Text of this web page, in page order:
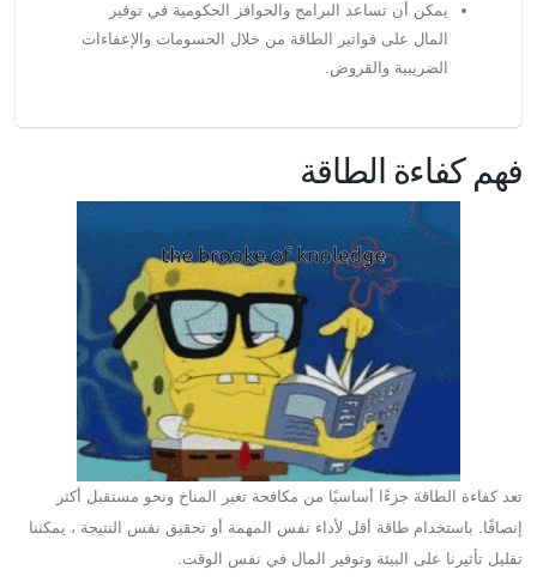
يمكن أن تساعد البرامج والحوافز الحكومية في توفير
المال على فواتير الطاقة من خلال الحسومات والإعفاءات
الضريبية والقروض.
فهم كفاءة الطاقة
تعد كفاءة الطاقة جزءًا أساسيًا من مكافحة تغير المناخ ونحو مستقبل أكثر
إنصافًا. باستخدام طاقة أقل لأداء نفس المهمة أو تحقيق نفس النتيجة ، يمكننا
تقليل تأثيرنا على البيئة وتوفير المال في نفس الوقت.